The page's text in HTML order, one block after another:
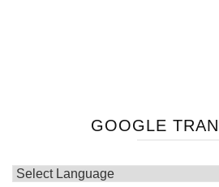
GOOGLE